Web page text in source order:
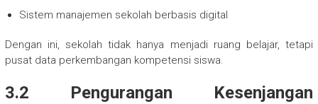
Sistem manajemen sekolah berbasis digital
Dengan ini, sekolah tidak hanya menjadi ruang belajar, tetapi
pusat data perkembangan kompetensi siswa.
3.2 Pengurangan Kesenjangan